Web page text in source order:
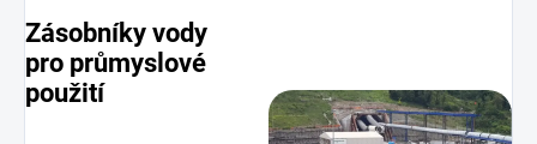
Zásobníky vody
pro průmyslové
použití